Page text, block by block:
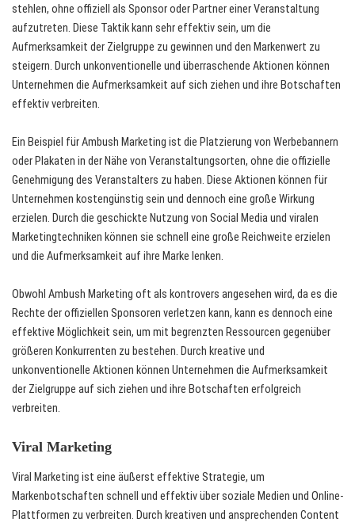
stehlen, ohne offiziell als Sponsor oder Partner einer Veranstaltung
aufzutreten. Diese Taktik kann sehr effektiv sein, um die
Aufmerksamkeit der Zielgruppe zu gewinnen und den Markenwert zu
steigern. Durch unkonventionelle und überraschende Aktionen können
Unternehmen die Aufmerksamkeit auf sich ziehen und ihre Botschaften
effektiv verbreiten.
Ein Beispiel für Ambush Marketing ist die Platzierung von Werbebannern
oder Plakaten in der Nähe von Veranstaltungsorten, ohne die offizielle
Genehmigung des Veranstalters zu haben. Diese Aktionen können für
Unternehmen kostengünstig sein und dennoch eine große Wirkung
erzielen. Durch die geschickte Nutzung von Social Media und viralen
Marketingtechniken können sie schnell eine große Reichweite erzielen
und die Aufmerksamkeit auf ihre Marke lenken.
Obwohl Ambush Marketing oft als kontrovers angesehen wird, da es die
Rechte der offiziellen Sponsoren verletzen kann, kann es dennoch eine
effektive Möglichkeit sein, um mit begrenzten Ressourcen gegenüber
größeren Konkurrenten zu bestehen. Durch kreative und
unkonventionelle Aktionen können Unternehmen die Aufmerksamkeit
der Zielgruppe auf sich ziehen und ihre Botschaften erfolgreich
verbreiten.
Viral Marketing
Viral Marketing ist eine äußerst effektive Strategie, um
Markenbotschaften schnell und effektiv über soziale Medien und Online-
Plattformen zu verbreiten. Durch kreativen und ansprechenden Content